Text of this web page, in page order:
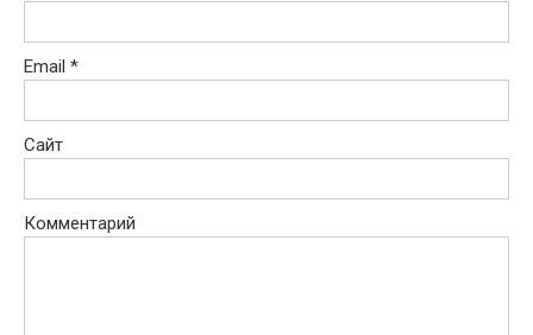
Email *
Сайт
Комментарий